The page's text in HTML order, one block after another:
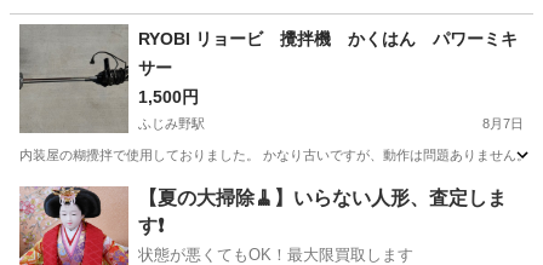
埼玉 ふじみ野市 ふじみ野駅 その他
RYOBI リョービ 攪拌機 かくはん パワーミキ
サー
1,500円
ふじみ野駅 8月7日
内装屋の糊攪拌で使用しておりました。 かなり古いですが、動作は問題ありません。
埼玉 ふじみ野市 ふじみ野駅 その他
【夏の大掃除🧹】いらない人形、査定しま
す❗️
状態が悪くてもOK！最大限買取します